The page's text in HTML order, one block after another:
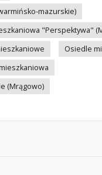
mazurskie)
"Perspektywa"
Osiedle
(Mrągowo)